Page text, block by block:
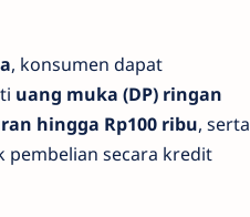
, konsumen dapat
uang muka (DP) ringan
hingga Rp100 ribu, serta
secara kredit